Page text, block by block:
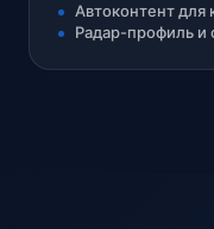
Автоконтент
Радар-профиль и